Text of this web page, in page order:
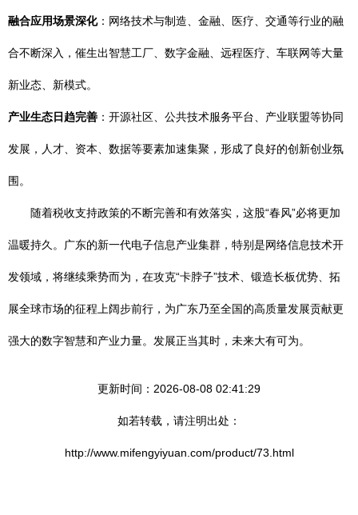
融合应用场景深化：网络技术与制造、金融、医疗、交通等行业的融
合不断深入，催生出智慧工厂、数字金融、远程医疗、车联网等大量
新业态、新模式。
产业生态日趋完善 ：开源社区、公共技术服务平台、产业联盟等协同
发展，人才、资本、数据等要素加速集聚，形成了良好的创新创业氛
围。
随着税收支持政策的不断完善和有效落实，这股“春风”必将更加
温暖持久。广东的新一代电子信息产业集群，特别是网络信息技术开
发领域，将继续乘势而为，在攻克“卡脖子”技术、锻造长板优势、拓
展全球市场的征程上阔步前行，为广东乃至全国的高质量发展贡献更
强大的数字智慧和产业力量。发展正当其时，未来大有可为。
更新时间：2026-08-08 02:41:29
如若转载，请注明出处：
http://www.mifengyiyuan.com/product/73.html